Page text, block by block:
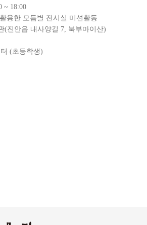
~ 18:00
용한 모듬별 전시실 미션활동
(진안읍 내사양길 7, 북부마이산)
(초등학생)